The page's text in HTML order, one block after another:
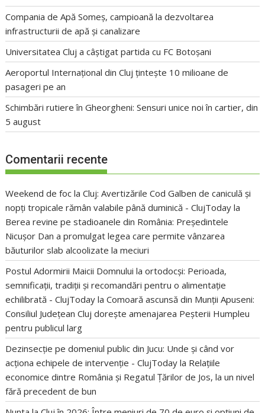
Compania de Apă Someș, campioană la dezvoltarea
infrastructurii de apă și canalizare
Universitatea Cluj a câștigat partida cu FC Botoșani
Aeroportul Internațional din Cluj țintește 10 milioane de
pasageri pe an
Schimbări rutiere în Gheorgheni: Sensuri unice noi în cartier, din
5 august
Comentarii recente
Weekend de foc la Cluj: Avertizările Cod Galben de caniculă și
nopți tropicale rămân valabile până duminică - ClujToday la
Berea revine pe stadioanele din România: Președintele
Nicușor Dan a promulgat legea care permite vânzarea
băuturilor slab alcoolizate la meciuri
Postul Adormirii Maicii Domnului la ortodocși: Perioada,
semnificații, tradiții și recomandări pentru o alimentație
echilibrată - ClujToday laComoară ascunsă din Munții Apuseni:
Consiliul Județean Cluj dorește amenajarea Peșterii Humpleu
pentru publicul larg
Dezinsecție pe domeniul public din Jucu: Unde și când vor
acționa echipele de intervenție - ClujToday la Relațiile
economice dintre România și Regatul Țărilor de Jos, la un nivel
fără precedent de bun